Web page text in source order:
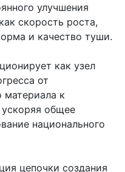
улучшения
скорость роста,
и качество туши.
как узел
от
материала к
общее
национального
цепочки создания